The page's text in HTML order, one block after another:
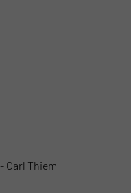
Carl Thiem